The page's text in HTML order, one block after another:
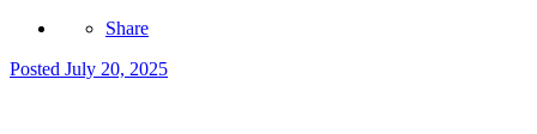
Share
Posted July 20, 2025